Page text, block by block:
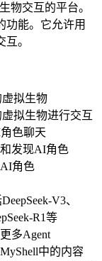
物交互的平台。
功能。它允许用
。
拟生物
拟生物进行交互
色聊天
发现AI角色
角色
V3、
R1等
多Agent
中的内容